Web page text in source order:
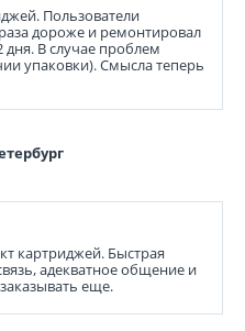
Пользователи
дороже и ремонтировал
дня. В случае проблем
упаковки). Смысла теперь
картриджей. Быстрая
адекватное общение и
еще.